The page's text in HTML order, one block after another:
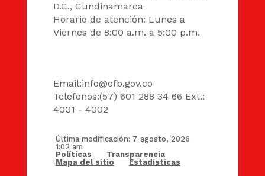
D.C., Cundinamarca
Horario de atención: Lunes a
Viernes de 8:00 a.m. a 5:00 p.m.
Email:info@ofb.gov.co
Telefonos:(57) 601 288 34 66 Ext.:
4001 - 4002
Última modificación: 7 agosto, 2026
1:02 am
Políticas
Transparencia
Mapa del sitio
Estadísticas